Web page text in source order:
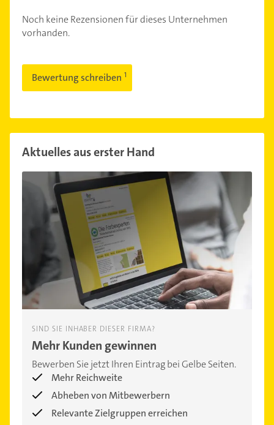
Noch keine Rezensionen für dieses Unternehmen
vorhanden.
Bewertung schreiben
Aktuelles aus erster Hand
SIND SIE INHABER DIESER FIRMA?
Mehr Kunden gewinnen
Bewerben Sie jetzt Ihren Eintrag bei Gelbe Seiten.
Mehr Reichweite
Abheben von Mitbewerbern
Relevante Zielgruppen erreichen